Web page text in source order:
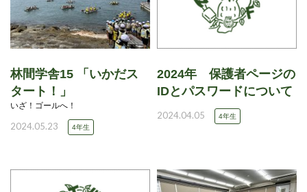
林間学舎15 「いかだス
タート！」
いざ！ゴールへ！
2024.05.23 4年生
2024年 保護者ページの
IDとパスワードについて
2024.04.05 4年生